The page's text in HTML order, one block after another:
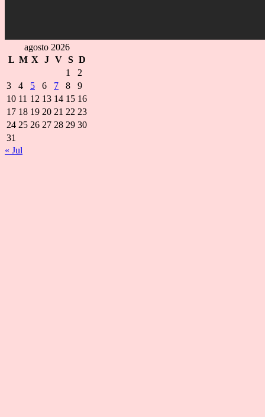
agosto 2026
L M X J V S D
1
2
3
4 5 6 7 8
9
10 11 12 13 14 15 16
17 18 19 20 21 22 23
24 25 26 27 28 29 30
31
« Jul